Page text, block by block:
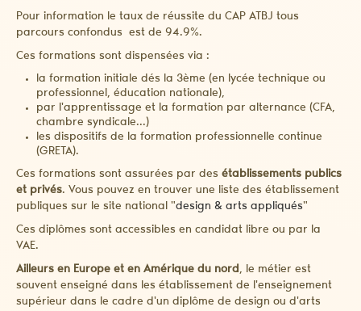
Pour information le taux de réussite du CAP ATBJ tous
parcours confondus est de 94.9%.
Ces formations sont dispensées via :
la formation initiale dés la 3ème (en lycée technique ou
professionnel, éducation nationale),
par l'apprentissage et la formation par alternance (CFA,
chambre syndicale...)
les dispositifs de la formation professionnelle continue
(GRETA).
Ces formations sont assurées par des établissements publics
et privés. Vous pouvez en trouver une liste des établissement
publiques sur le site national "design & arts appliqués"
Ces diplômes sont accessibles en candidat libre ou par la
VAE.
Ailleurs en Europe et en Amérique du nord, le métier est
souvent enseigné dans les établissement de l'enseignement
supérieur dans le cadre d'un diplôme de design ou d'arts